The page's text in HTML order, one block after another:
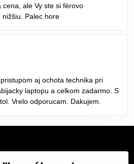
ale Vy ste si férovo
Palec hore
5
aj ochota technika pri
laptopu a celkom zadarmo. S
Vrelo odporucam. Dakujem.